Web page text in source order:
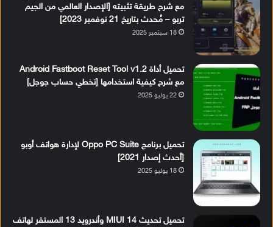
مع شرح طريقة تثبيته [الإصدار العالمي من الجيم
تربو – مُحدث بتاريخ 21 نوفمبر 2023]
18 سبتمبر 2025
تحميل أداة Android Fastboot Reset Tool v1.2
مع شرح كيفية استخدامها [تخطي حساب جوجل]
22 يوليو 2025
تحميل برنامج Oppo PC Suite لإدارة هواتف أوبو
[أحدث إصدار 2021]
18 يوليو 2025
تحميل تحديث MIUI 14 وأندرويد 13 المستقر لهاتف